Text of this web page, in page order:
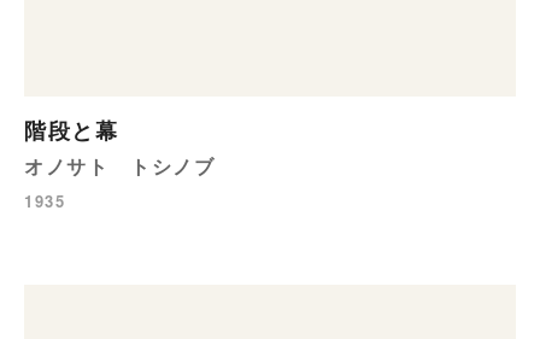
階段と幕
オノサト トシノブ
1935